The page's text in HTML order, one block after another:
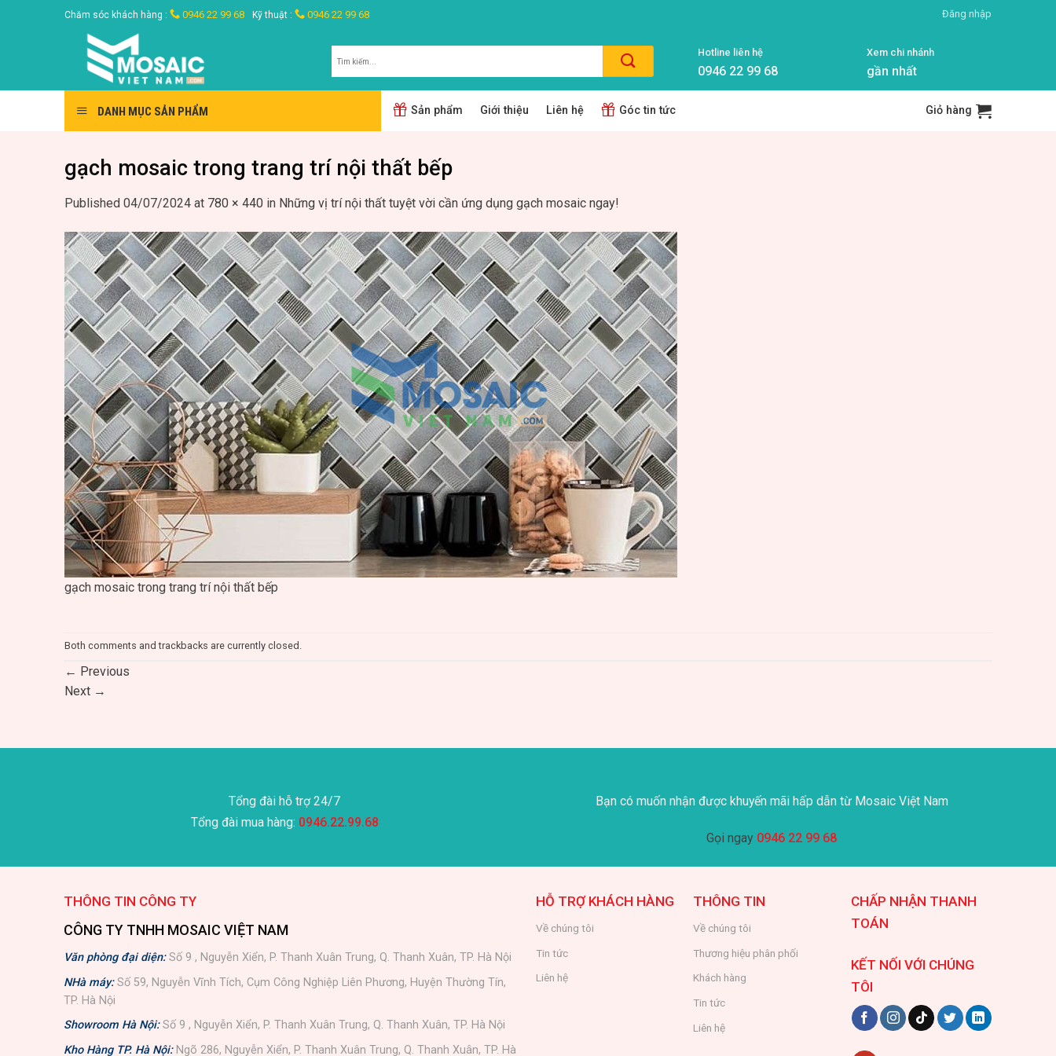
Chăm sóc khách hàng : 0946 22 99 68 Kỹ thuật : 0946 22 99 68 Đăng nhập
Hotline liên hệ
0946 22 99 68
Xem chi nhánh
gần nhất
DANH MỤC SẢN PHẨM Sản phẩm Giới thiệu Liên hệ Góc tin tức Giỏ hàng
gạch mosaic trong trang trí nội thất bếp
Published 04/07/2024 at 780 × 440 in Những vị trí nội thất tuyệt vời cần ứng dụng gạch mosaic ngay!
gạch mosaic trong trang trí nội thất bếp
Both comments and trackbacks are currently closed.
← Previous
Next →
Tổng đài hỗ trợ 24/7
Tổng đài mua hàng: 0946.22.99.68
Bạn có muốn nhận được khuyến mãi hấp dẫn từ Mosaic Việt Nam
Gọi ngay 0946 22 99 68
THÔNG TIN CÔNG TY
CÔNG TY TNHH MOSAIC VIỆT NAM
Văn phòng đại diện:Số 9 , Nguyễn Xiển, P. Thanh Xuân Trung, Q. Thanh Xuân, TP. Hà Nội
NHà máy: Số 59, Nguyễn Vĩnh Tích, Cụm Công Nghiệp Liên Phương, Huyện Thường Tín,
TP. Hà Nội
Showroom Hà Nội: Số 9 , Nguyễn Xiển, P. Thanh Xuân Trung, Q. Thanh Xuân, TP. Hà Nội
Kho Hàng TP. Hà Nội: Ngõ 286, Nguyễn Xiển, P. Thanh Xuân Trung, Q. Thanh Xuân, TP. Hà
HỖ TRỢ KHÁCH HÀNG
Về chúng tôi
Tin tức
Liên hệ
THÔNG TIN
Về chúng tôi
Thương hiệu phân phối
Khách hàng
Tin tức
Liên hệ
CHẤP NHẬN THANH
TOÁN
KẾT NỐI VỚI CHÚNG
TÔI